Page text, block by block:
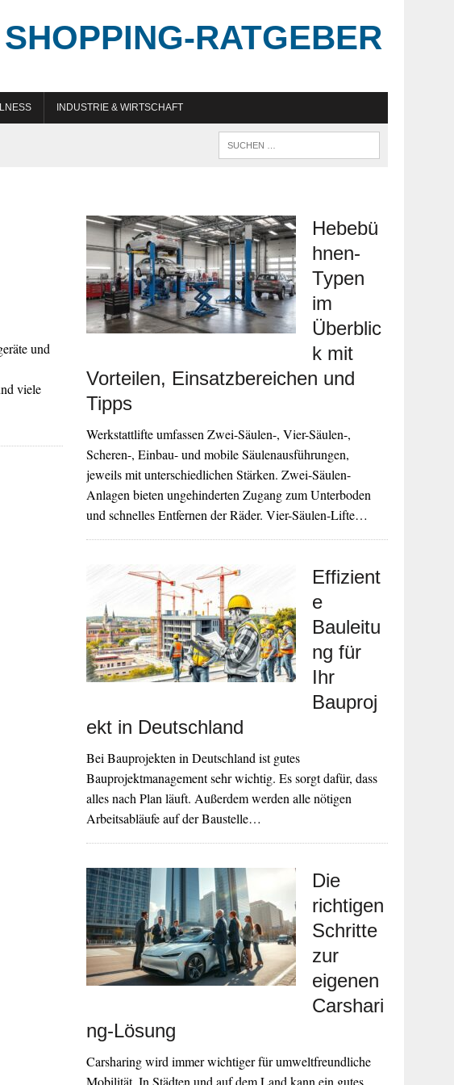
RATGEBER
INDUSTRIE & WIRTSCHAFT
und
viele
Hebebü
hnen-
Typen
im
Überblic
k mit
Vorteilen, Einsatzbereichen und
Tipps
Werkstattlifte umfassen Zwei-Säulen-, Vier-Säulen-,
Scheren-, Einbau- und mobile Säulenausführungen,
jeweils mit unterschiedlichen Stärken. Zwei-Säulen-
Anlagen bieten ungehinderten Zugang zum Unterboden
und schnelles Entfernen der Räder. Vier-Säulen-Lifte…
Effizient
e
Bauleitu
ng für
Ihr
Bauproj
ekt in Deutschland
Bei Bauprojekten in Deutschland ist gutes
Bauprojektmanagement sehr wichtig. Es sorgt dafür, dass
alles nach Plan läuft. Außerdem werden alle nötigen
Arbeitsabläufe auf der Baustelle…
Die
richtigen
Schritte
zur
eigenen
Carshari
ng-Lösung
Carsharing wird immer wichtiger für umweltfreundliche
Mobilität. In Städten und auf dem Land kann ein gutes